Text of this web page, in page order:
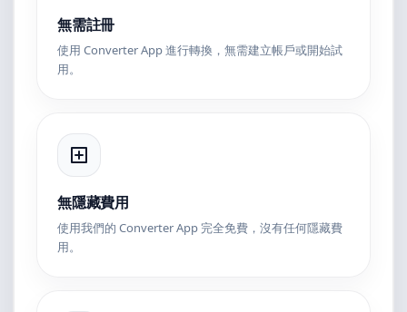
無需註冊
使用 Converter App 進行轉換，無需建立帳戶或開始試
用。
無隱藏費用
使用我們的 Converter App 完全免費，沒有任何隱藏費
用。